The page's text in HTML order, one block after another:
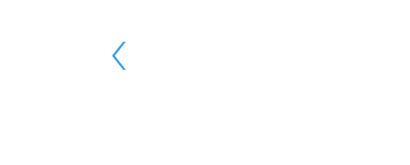
‹